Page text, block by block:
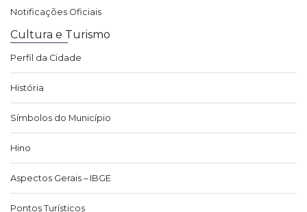
Notificações Oficiais
Cultura e Turismo
Perfil da Cidade
História
Símbolos do Município
Hino
Aspectos Gerais – IBGE
Pontos Turísticos